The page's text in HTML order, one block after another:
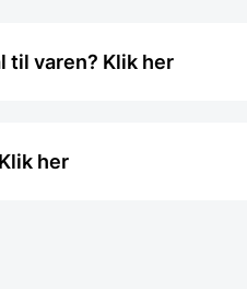
til varen? Klik her
her